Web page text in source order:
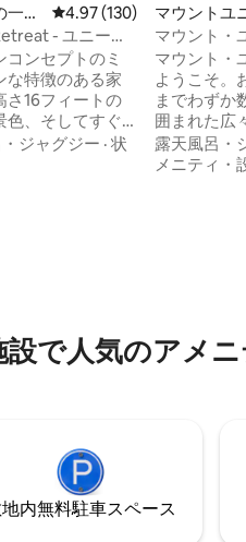
均評価
軒
レビュー130件、5つ星中
4.97 (130)
- ユニーク
ンセプトのミ
な特徴のある家
さ16フィートの
色、そしてすぐ
囲気に包まれま
ジャグジー · 状
マウントユ
マウント・
マウント・
ようこそ。
までわずか
囲まれた広
なドック、
の座席があ
ます。
露天風呂・
メニティ・
で人気のアメ
内無料駐⁠車ス⁠ペ⁠ー⁠ス